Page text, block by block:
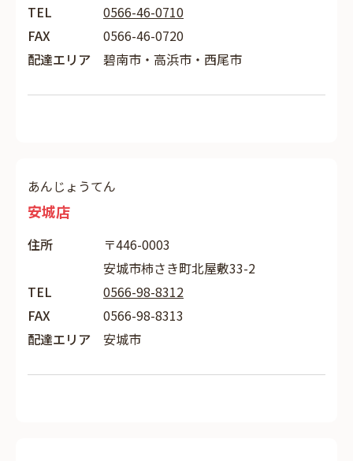
TEL
0566-46-0710
FAX
0566-46-0720
配達エリア
碧南市・高浜市・西尾市
あんじょうてん
安城店
住所
〒446-0003
安城市柿さき町北屋敷33-2
TEL
0566-98-8312
FAX
0566-98-8313
配達エリア
安城市